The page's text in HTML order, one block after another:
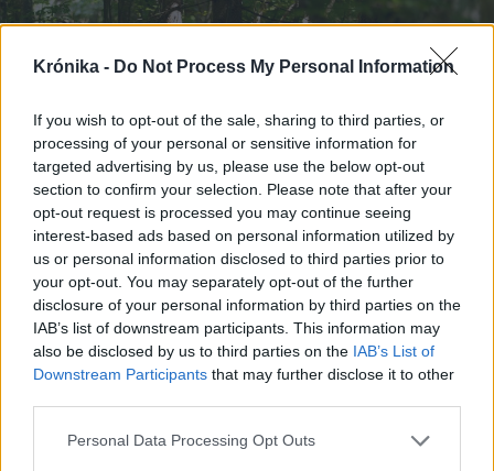
Krónika - Do Not Process My Personal Information
If you wish to opt-out of the sale, sharing to third parties, or
processing of your personal or sensitive information for
targeted advertising by us, please use the below opt-out
section to confirm your selection. Please note that after your
opt-out request is processed you may continue seeing
interest-based ads based on personal information utilized by
us or personal information disclosed to third parties prior to
your opt-out. You may separately opt-out of the further
disclosure of your personal information by third parties on the
IAB’s list of downstream participants. This information may
also be disclosed by us to third parties on the IAB’s List of
Downstream Participants that may further disclose it to other
Personal Data Processing Opt Outs
2026. augusztus 07., péntek
Visszaküldte a parlamentnek a
vonatkozó törvényt az államfő